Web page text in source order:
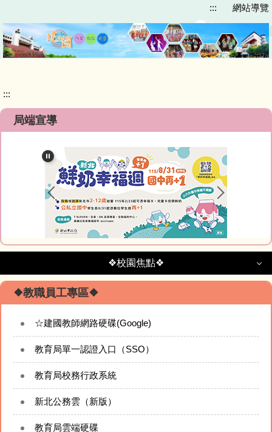
到
主
要
內
::: 網站導覽
:::
局端宣導
❖校園焦點❖
❖校園焦點❖
回首頁
校園簡介
校務行政模組
校長的網站
❖教職員工專區❖
☆建國教師網路硬碟(Google)
教育局單一認證入口（SSO）
教育局校務行政系統
新北公務雲（新版）
教育局雲端硬碟